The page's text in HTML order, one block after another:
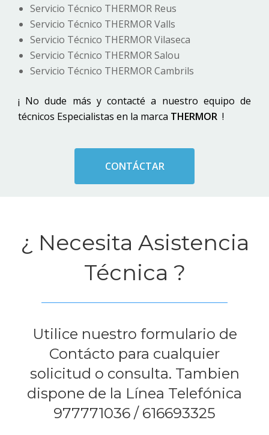
Servicio Técnico THERMOR Reus
Servicio Técnico THERMOR Valls
Servicio Técnico THERMOR Vilaseca
Servicio Técnico THERMOR Salou
Servicio Técnico THERMOR Cambrils
¡ No dude más y contacté a nuestro equipo de
técnicos Especialistas en la marca THERMOR !
CONTÁCTAR
¿ Necesita Asistencia
Técnica ?
Utilice nuestro formulario de
Contácto para cualquier
solicitud o consulta. Tambien
dispone de la Línea Telefónica
977771036 / 616693325